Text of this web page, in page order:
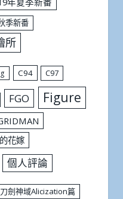
季新番
所
C94 C97
FGO Figure
花嫁
個人評論
刀劍神域Alicization篇